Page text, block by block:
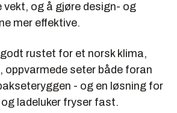
vekt, og å gjøre design- og
mer effektive.
rustet for et norsk klima,
oppvarmede seter både foran
- og en løsning for
ladeluker fryser fast.